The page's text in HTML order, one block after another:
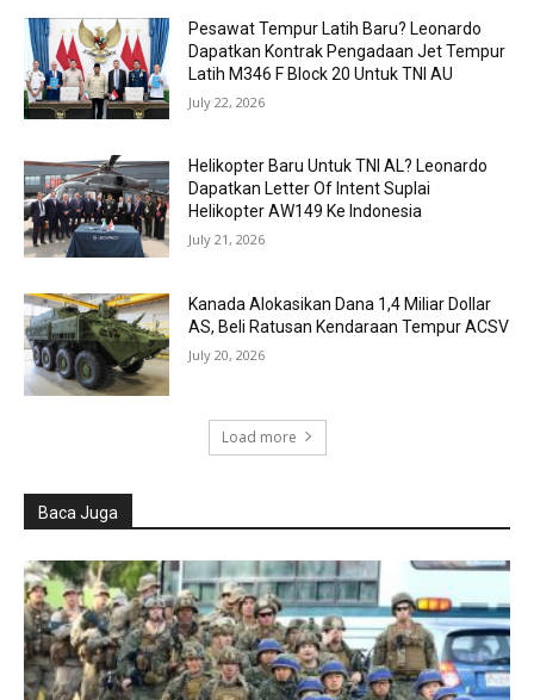
Pesawat Tempur Latih Baru? Leonardo
Dapatkan Kontrak Pengadaan Jet Tempur
Latih M346 F Block 20 Untuk TNI AU
July 22, 2026
Helikopter Baru Untuk TNI AL? Leonardo
Dapatkan Letter Of Intent Suplai
Helikopter AW149 Ke Indonesia
July 21, 2026
Kanada Alokasikan Dana 1,4 Miliar Dollar
AS, Beli Ratusan Kendaraan Tempur ACSV
July 20, 2026
Load more
Baca Juga